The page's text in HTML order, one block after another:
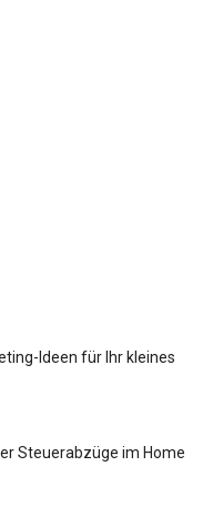
Ideen für Ihr kleines
Steuerabzüge im Home